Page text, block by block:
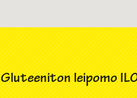
Gluteeniton leipomo